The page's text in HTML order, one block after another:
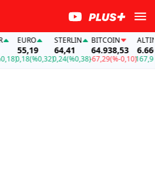
EURO
55,19
0,18(%0,32)
STERLIN
64,41
0,24(%0,38)
BITCOIN
64.938,53
-67,29(%-0,10)
ALTIN
167,96